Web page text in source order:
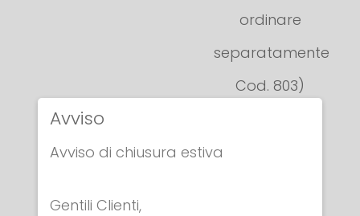
ordinare
separatamente
Cod. 803)
Avviso
Avviso di chiusura estiva
Gentili Clienti,